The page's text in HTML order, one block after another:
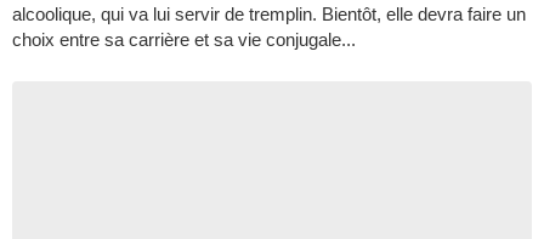
alcoolique, qui va lui servir de tremplin. Bientôt, elle devra faire un
choix entre sa carrière et sa vie conjugale...